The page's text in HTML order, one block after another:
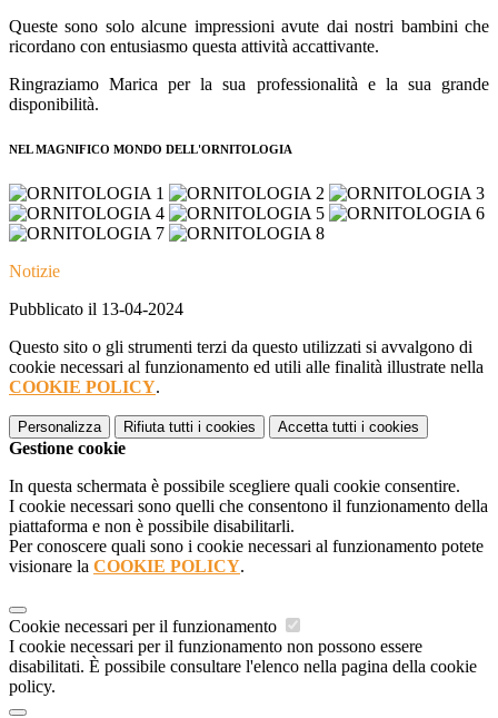
Queste sono solo alcune impressioni avute dai nostri bambini che
ricordano con entusiasmo questa attività accattivante.
Ringraziamo Marica per la sua professionalità e la sua grande
disponibilità.
NEL MAGNIFICO MONDO DELL'ORNITOLOGIA
Notizie
Pubblicato il 13-04-2024
Questo sito o gli strumenti terzi da questo utilizzati si avvalgono di
cookie necessari al funzionamento ed utili alle finalità illustrate nella
COOKIE POLICY.
Personalizza Rifiuta tutti i cookies Accetta tutti i cookies
Gestione cookie
In questa schermata è possibile scegliere quali cookie consentire.
I cookie necessari sono quelli che consentono il funzionamento della
piattaforma e non è possibile disabilitarli.
Per conoscere quali sono i cookie necessari al funzionamento potete
visionare la COOKIE POLICY.
Cookie necessari per il funzionamento
I cookie necessari per il funzionamento non possono essere
disabilitati. È possibile consultare l'elenco nella pagina della cookie
policy.